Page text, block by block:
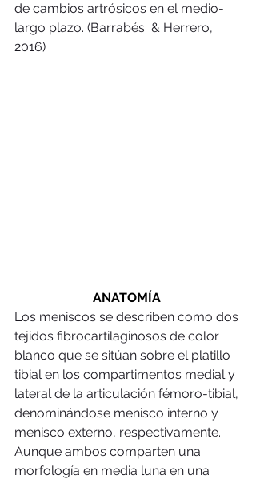
de cambios artrósicos en el medio-
largo plazo. (Barrabés  & Herrero,
2016)
ANATOMÍA
Los meniscos se describen como dos
tejidos fibrocartilaginosos de color
blanco que se sitúan sobre el platillo
tibial en los compartimentos medial y
lateral de la articulación fémoro-tibial,
denominándose menisco interno y
menisco externo, respectivamente.
Aunque ambos comparten una
morfología en media luna en una